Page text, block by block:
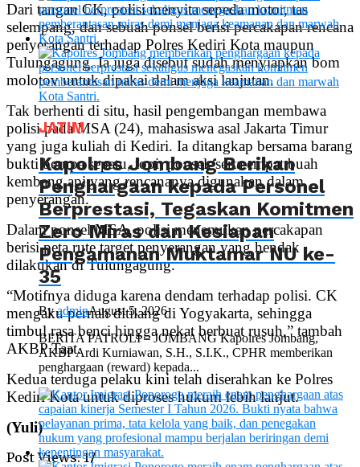
Dari tangan CK, polisi menyita sepeda motor, tas
selempang, dan sebuah ponsel berisi percakapan rencana
penyerangan terhadap Polres Kediri Kota maupun
Tulungagung. Ia juga disebut sudah menyiapkan bom
molotov untuk dipakai dalam aksi lanjutan.
Tak berhenti di situ, hasil pengembangan membawa
polisi pada MSA (24), mahasiswa asal Jakarta Timur
yang juga kuliah di Kediri. Ia ditangkap bersama barang
bukti berupa sepatu, topi, ponsel, serta empat buah
kembang api yang rencananya digunakan dalam
penyerangan.
Dalam ponsel MSA, polisi menemukan percakapan
berisi peta rute target penyerangan yang hendak
dilakukan di Tulungagung.
“Motifnya diduga karena dendam terhadap polisi. CK
mengaku pernah ditilang di Yogyakarta, sehingga
timbul rasa benci hingga nekat berbuat rusuh,” tambah
AKBP Taat.
Kedua terduga pelaku kini telah diserahkan ke Polres
Kediri Kota untuk diproses hukum lebih lanjut.
(Yuli)
Post Views: 17
JATIM
Kapolres Jombang Berikan
Penghargaan kepada Personel
Berprestasi, Tegaskan Komitmen
Zero Miras dan Kesiapan
Pengamanan Muktamar NU ke-
35
ByadminAugust 5, 2026
BERITA PATROLI – JOMBANG Kapolres Jombang,
AKBP Ardi Kurniawan, S.H., S.I.K., CPHR memberikan
penghargaan (reward) kepada...